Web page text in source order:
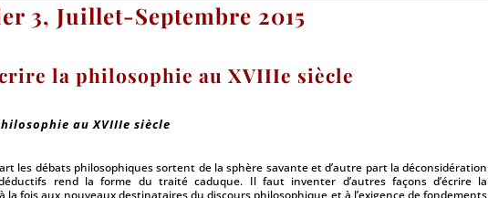
3, Juillet-Septembre 2015
la philosophie au XVIIIe siècle
au XVIIIe siècle
les débats philosophiques sortent de la sphère savante et d’autre part la déconsidération
rend la forme du traité caduque. Il faut inventer d’autres façons d’écrire la
la fois aux nouveaux destinataires du discours philosophique et à l’exigence de fondements